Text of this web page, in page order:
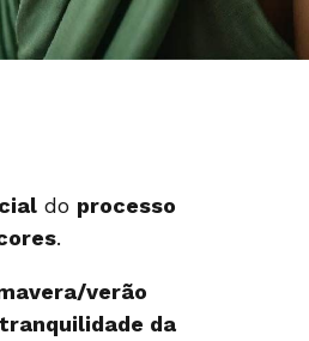
do processo
.
verão
tranquilidade da